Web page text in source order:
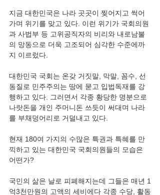
지금 대한민국은 나라 곳곳이 찢어지고 썩어
가며 위기를 맞고 있다. 이런 위기가 국회의원
과 사법부 등 고위공직자의 비리와 내로남불
의 망동으로 더욱 고조되어 심각한 수준에까
지 이르렀다.
대한민국 국회는 온갖 거짓말, 막말, 꼼수, 선
동질로 민주주의는 땅에 묻고 입법독재를 강
행하고 있다. 그러면서 각종 황당한 명분으로
나랏돈을 개인 주머니돈 쓰듯이 써대며 나라
를 부채덩어리로 거덜내고 있다.
현재 180여 가지의 수많은 특권과 특혜를 만
끽하고 있는 대한민국 국회의원들의 모습은
어떤가?
국민의 삶은 날로 피폐해지는데 그들은 매년 1
억3천만원의 고액의 세비에다 각종 수당, 활동